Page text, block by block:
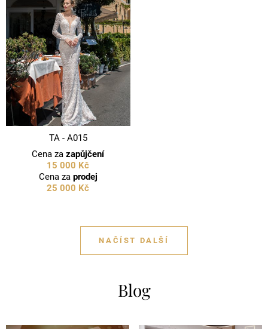
TA - A015
Cena zazapůjčení
15 000 Kč
Cena za prodej
25 000 Kč
NAČÍST DALŠÍ
Blog